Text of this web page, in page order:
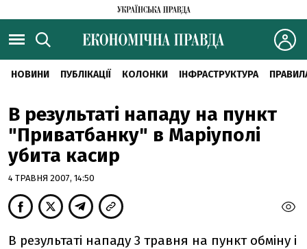
НОВИНИ ПУБЛІКАЦІЇ КОЛОНКИ ІНФРАСТРУКТУРА
В результаті нападу на пункт
"Приватбанку" в Маріуполі
убита касир
4 ТРАВНЯ 2007, 14:50
В результаті нападу 3 травня на пункт обміну і